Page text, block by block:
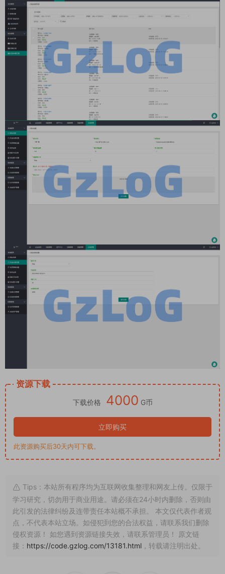
资源下载
下载价格 4000 G币
立即购买
此资源购买后30天内可下载。
Tips：本站所有程序均为互联网收集整理和网友上传。仅限于
学习研究，切勿用于商业用途。请必须在24小时内删除，否则由
此引发的法律纠纷及连带责任本站概不承担。 本文仅代表作者观
点，不代表本站立场。如侵犯到您的合法权益，请联系我们删除
侵权资源！ 如您遇到资源链接失效，请联系管理员！ 原文链
接： https://code.gzlog.com/13181.html ，转载请注明出处。